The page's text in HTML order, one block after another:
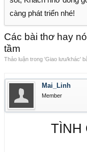
càng phát triển nhé!
Các bài thơ hay
tầm
Thảo luận trong 'Giao lưu/khác'
Mai_Linh
Member
TÌNH